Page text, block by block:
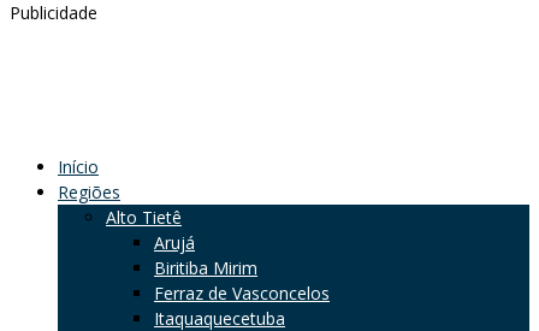
Publicidade
Início
Regiões
Alto Tietê
Arujá
Biritiba Mirim
Ferraz de Vasconcelos
Itaquaquecetuba